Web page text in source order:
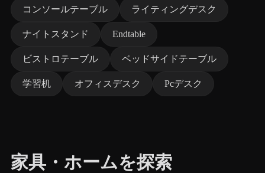
コンソールテーブル ライティングデスク
ナイトスタンド Endtable
ビストロテーブル ベッドサイドテーブル
学習机 オフィスデスク Pcデスク
家具・ホームを探索